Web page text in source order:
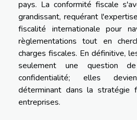
pays. La conformité fiscale
grandissant, requérant
fiscalité internationale pour
règlementations tout en
charges fiscales. En définitive,
seulement une question
confidentialité; elles
déterminant dans la stratégie
entreprises.